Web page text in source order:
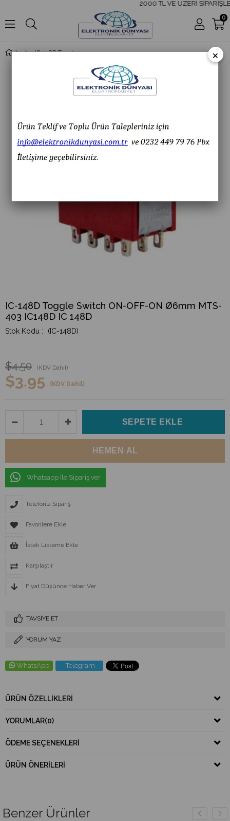
2000 TL VE ÜZERİ
0
IC-148D Toggle Switch ON-OFF-ON Ø6mm MTS-403 IC148D IC 148D
IC-148D Toggle Switch ON-OFF-ON Ø6mm MTS-
403 IC148D IC 148D
(IC-148D)
$4.50 (KDV Dahil)
$3.95 (KDV Dahil)
Whatsapp İle Sipariş ver
Telefonla Sipariş
Favorilere Ekle
İstek Listeme Ekle
Karşılaştır
Fiyat Düşünce Haber Ver
TAVSIYE ET
YORUM YAZ
WhatsApp Telegram
ÜRÜN ÖZELLIKLERI
YORUMLAR(0)
ÖDEME SEÇENEKLERI
ÜRÜN ÖNERILERI
Benzer Ürünler
×